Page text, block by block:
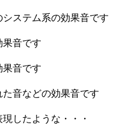
ステム系の効果音です
果音です
果音です
音などの効果音です
したような・・・